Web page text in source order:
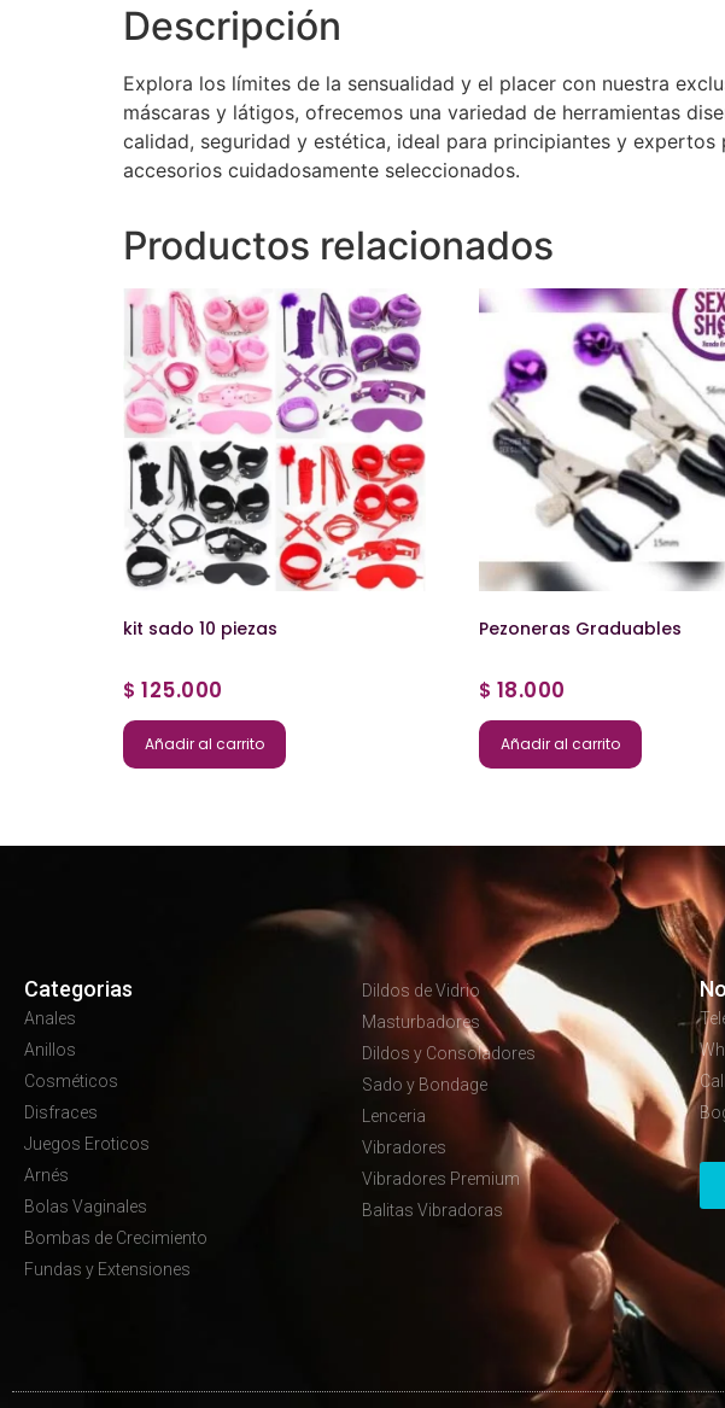
Descripción
Explora los límites de la sensualidad y el placer con nuestra
máscaras y látigos, ofrecemos una variedad de herramientas
calidad, seguridad y estética, ideal para principiantes y
accesorios cuidadosamente seleccionados.
Productos relacionados
kit sado 10 piezas
$ 125.000
Añadir al carrito
Pezoneras Graduables
$ 18.000
Añadir al carrito
Categorias
Anales
Anillos
Cosméticos
Disfraces
Juegos Eroticos
Arnés
Bolas Vaginales
Bombas de Crecimiento
Fundas y Extensiones
Dildos de Vidrio
Masturbadores
Dildos y Consoladores
Sado y Bondage
Lenceria
Vibradores
Vibradores Premium
Balitas Vibradoras